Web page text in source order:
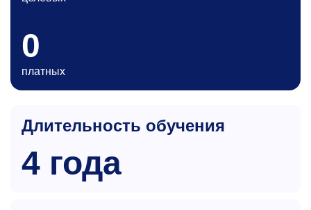
0
платных
Длительность обучения
4 года